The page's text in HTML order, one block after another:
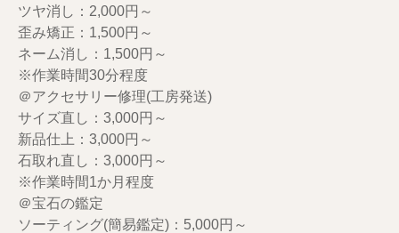
ツヤ消し：2,000円～
歪み矯正：1,500円～
ネーム消し：1,500円～
※作業時間30分程度
＠アクセサリー修理(工房発送)
サイズ直し：3,000円～
新品仕上：3,000円～
石取れ直し：3,000円～
※作業時間1か月程度
＠宝石の鑑定
ソーティング(簡易鑑定)：5,000円～